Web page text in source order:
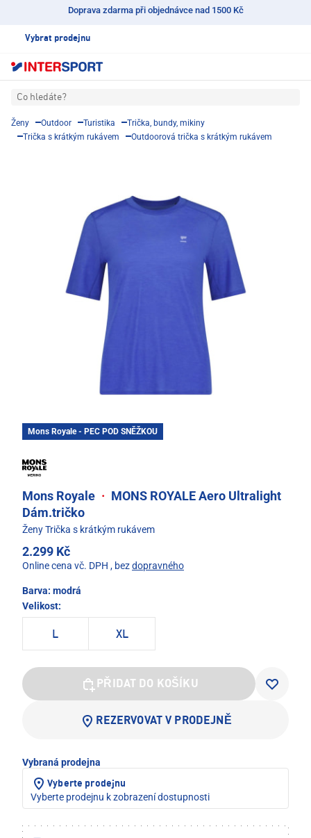
Doprava zdarma při objednávce nad 1500 Kč
Vybrat prodejnu
Co hledáte?
Ženy Outdoor Turistika
Trička, bundy, mikiny
Trička s krátkým rukávem
Outdoorová trička s krátkým rukávem
Mons Royale - PEC POD SNĚŽKOU
Mons Royale · MONS ROYALE Aero Ultralight
Dám.tričko
Ženy Trička s krátkým rukávem
2.299 Kč
Online cena vč. DPH , bezdopravného
Barva: modrá
Velikost:
L XL
PŘIDAT DO KOŠÍKU
REZERVOVAT V PRODEJNĚ
Vybraná prodejna
Vyberte prodejnu
Vyberte prodejnu k zobrazení dostupnosti